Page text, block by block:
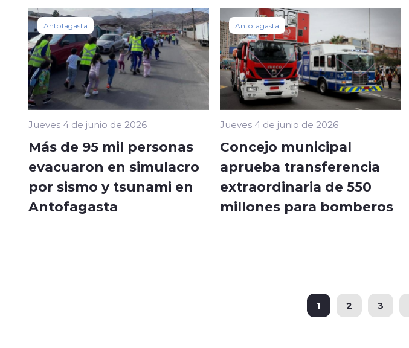
Antofagasta
Jueves 4 de junio de 2026
Más de 95 mil personas
evacuaron en simulacro
por sismo y tsunami en
Antofagasta
Antofagasta
Jueves 4 de junio de 2026
Concejo municipal
aprueba transferencia
extraordinaria de 550
millones para bomberos
1 2 3